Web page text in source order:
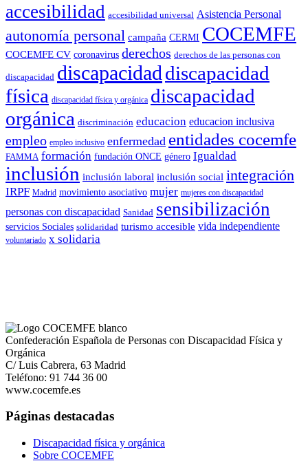
accesibilidad accesibilidad universal Asistencia Personal
autonomía personal campaña CERMI COCEMFE
COCEMFE CV coronavirus derechos derechos de las personas con
discapacidad discapacidad discapacidad
física discapacidad física y orgánica discapacidad
orgánica discriminación educacion educacion inclusiva
empleo empleo inclusivo enfermedad entidades cocemfe
FAMMA formación fundación ONCE género Igualdad
inclusión inclusión laboral inclusión social integración
IRPF Madrid movimiento asociativo mujer mujeres con discapacidad
personas con discapacidad Sanidad sensibilización
servicios Sociales solidaridad turismo accesible vida independiente
voluntariado x solidaria
Confederación Española de Personas con Discapacidad Física y
Orgánica
C/ Luis Cabrera, 63 Madrid
Teléfono: 91 744 36 00
www.cocemfe.es
Páginas destacadas
Discapacidad física y orgánica
Sobre COCEMFE